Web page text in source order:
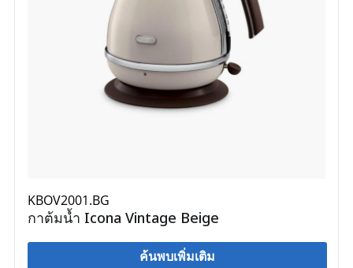
KBOV2001.BG
กาต้มน้ำ Icona Vintage Beige
ค้นพบเพิ่มเติม